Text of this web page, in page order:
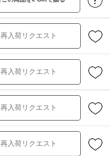
再入荷リクエスト
再入荷リクエスト
再入荷リクエスト
再入荷リクエスト